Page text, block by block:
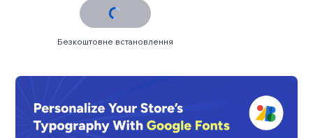
Безкоштовне встановлення